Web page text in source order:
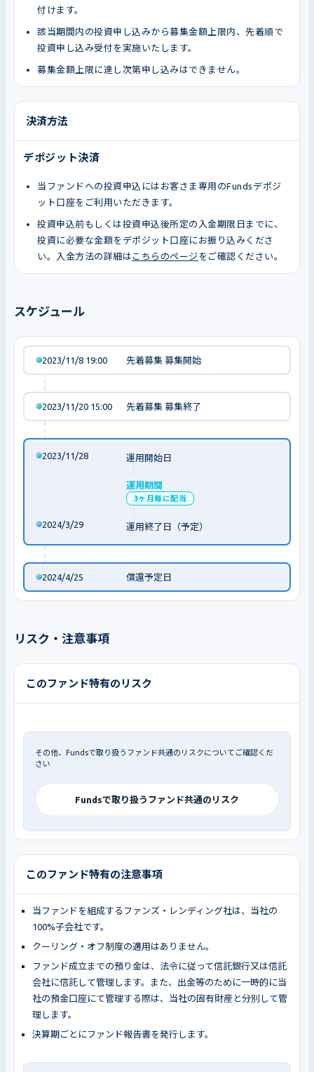
付けます。
該当期間内の投資申し込みから募集金額上限内、先着順で
投資申し込み受付を実施いたします。
募集金額上限に達し次第申し込みはできません。
決済方法
デポジット決済
当ファンドへの投資申込にはお客さま専用のFundsデポジ
ット口座をご利用いただきます。
投資申込前もしくは投資申込後所定の入金期限日までに、
投資に必要な金額をデポジット口座にお振り込みくださ
い。入金方法の詳細は こちらのページ をご確認ください。
スケジュール
2023/11/8 19:00 先着募集 募集開始
2023/11/20 15:00 先着募集 募集終了
2023/11/28 運用開始日
運用期間
3ヶ月毎に配当
2024/3/29 運用終了日（予定）
2024/4/25 償還予定日
リスク・注意事項
このファンド特有のリスク
その他、Fundsで取り扱うファンド共通のリスクについてご確認くだ
さい
Fundsで取り扱うファンド共通のリスク
このファンド特有の注意事項
当ファンドを組成するファンズ・レンディング社は、当社の
100%子会社です。
クーリング・オフ制度の適用はありません。
ファンド成立までの預り金は、法令に従って信託銀行又は信託
会社に信託して管理します。また、出金等のために一時的に当
社の預金口座にて管理する際は、当社の固有財産と分別して管
理します。
決算期ごとにファンド報告書を発行します。